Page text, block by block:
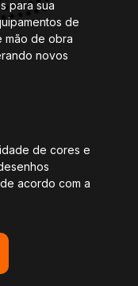
para sua
de
mão de obra
novos
de cores e
acordo com a